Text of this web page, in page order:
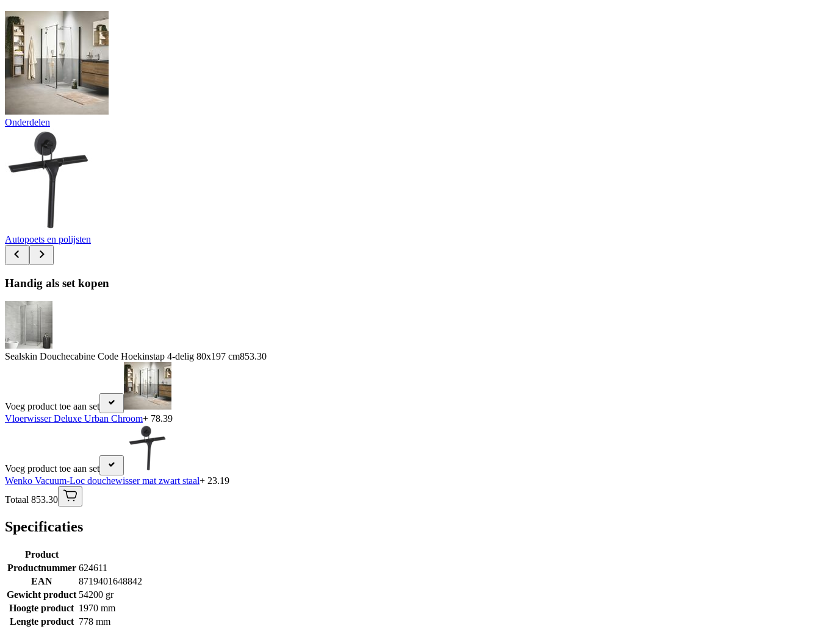
Onderdelen
Autopoets en polijsten
Handig als set kopen
Sealskin Douchecabine Code Hoekinstap 4-delig 80x197 cm853.30
Voeg product toe aan set
Vloerwisser Deluxe Urban Chroom+ 78.39
Voeg product toe aan set
Wenko Vacuum-Loc douchewisser mat zwart staal+ 23.19
Totaal 853.30
Specificaties
Product
Productnummer 624611
EAN
8719401648842
Gewicht product 54200 gr
Hoogte product 1970 mm
Lengte product 778 mm